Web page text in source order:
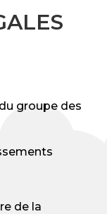
groupe des
de la